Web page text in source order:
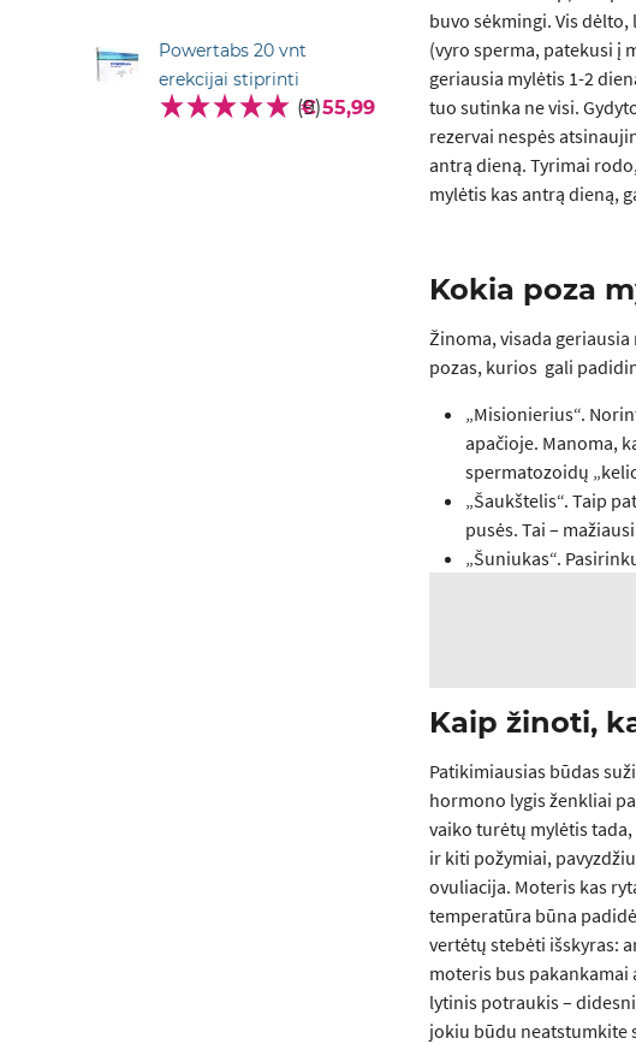
Powertabs 20 vnt
erekcijai stiprinti
(9)
€ 55,99
buvo sėkmingi. Vis
(vyro sperma, patekusi į
geriausia mylėtis 1-2
tuo sutinka ne visi.
rezervai nespės
antrą dieną. Tyrimai
mylėtis kas antrą dieną,
Kokia poza
Žinoma, visada
pozas, kurios gali
„Misionierius“.
apačioje. Manoma,
spermatozoidų
„Šaukštelis“. Taip
pusės. Tai –
„Šuniukas“.
Kaip žinoti,
Patikimiausias būdas
hormono lygis ženkliai
vaiko turėtų mylėtis
ir kiti požymiai,
ovuliacija. Moteris kas
temperatūra būna
vertėtų stebėti išskyras:
moteris bus pakankamai
lytinis potraukis –
jokiu būdu neatstumkite